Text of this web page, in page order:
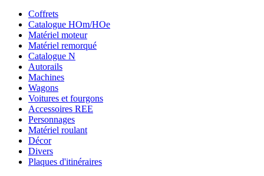
Coffrets
Catalogue HOm/HOe
Matériel moteur
Matériel remorqué
Catalogue N
Autorails
Machines
Wagons
Voitures et fourgons
Accessoires REE
Personnages
Matériel roulant
Décor
Divers
Plaques d'itinéraires